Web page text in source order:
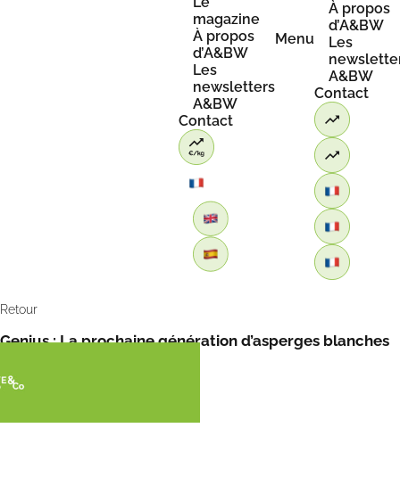
magazine
À propos
d’A&BW
Les
newsletters
A&BW
Contact
Menu
À propos
d’A&BW
Les
A&BW
Contact
Retour
Genius : La prochaine génération d’asperges blanches